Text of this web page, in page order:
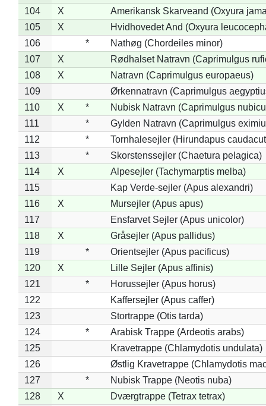
104 X
Amerikansk Skarveand (Oxyura
105
X
Hvidhovedet And (Oxyura
106
*
Nathøg (Chordeiles minor)
107
X
Rødhalset Natravn (Caprimulgus
108
X
Natravn (Caprimulgus europaeus)
109
Ørkennatravn (Caprimulgus
110
X *
Nubisk Natravn (Caprimulgus
111
*
Gylden Natravn (Caprimulgus
112
*
Tornhalesejler (Hirundapus
113
*
Skorstenssejler (Chaetura pelagica)
114
X
Alpesejler (Tachymarptis melba)
115
Kap Verde-sejler (Apus alexandri)
116
X
Mursejler (Apus apus)
117
Ensfarvet Sejler (Apus unicolor)
118
X
Gråsejler (Apus pallidus)
119
*
Orientsejler (Apus pacificus)
120
X
Lille Sejler (Apus affinis)
121
*
Horussejler (Apus horus)
122
Kaffersejler (Apus caffer)
123
Stortrappe (Otis tarda)
124
*
Arabisk Trappe (Ardeotis arabs)
125
Kravetrappe (Chlamydotis undulata)
126
Østlig Kravetrappe (Chlamydotis
127
*
Nubisk Trappe (Neotis nuba)
128
X
Dværgtrappe (Tetrax tetrax)